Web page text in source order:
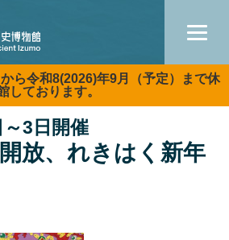
ら令和8(2026)年9月（予定）まで休
しております。
3日開催
放、れきはく新年